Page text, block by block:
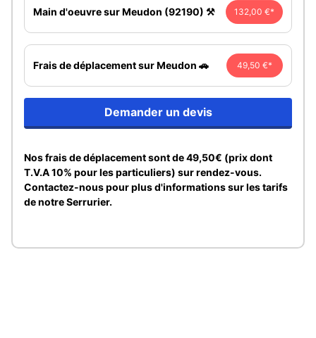
Main d'oeuvre sur Meudon (92190) ⚒️ 132,00 €*
Frais de déplacement sur Meudon 🚗 49,50 €*
Demander un devis
Nos frais de déplacement sont de 49,50€ (prix dont
T.V.A 10% pour les particuliers) sur rendez-vous.
Contactez-nous pour plus d'informations sur les tarifs
de notre Serrurier.